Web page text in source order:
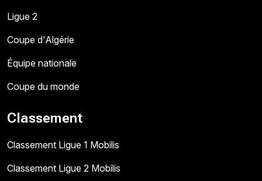
Ligue 2
Coupe d'Algérie
Équipe nationale
Coupe du monde
Classement
Classement Ligue 1 Mobilis
Classement Ligue 2 Mobilis